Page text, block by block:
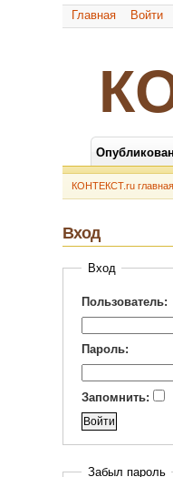
Главная Войти
КОНТЕКСТ.ru главная
Вход
Вход
Пользователь:
Пароль:
Запомнить:
Забыл пароль